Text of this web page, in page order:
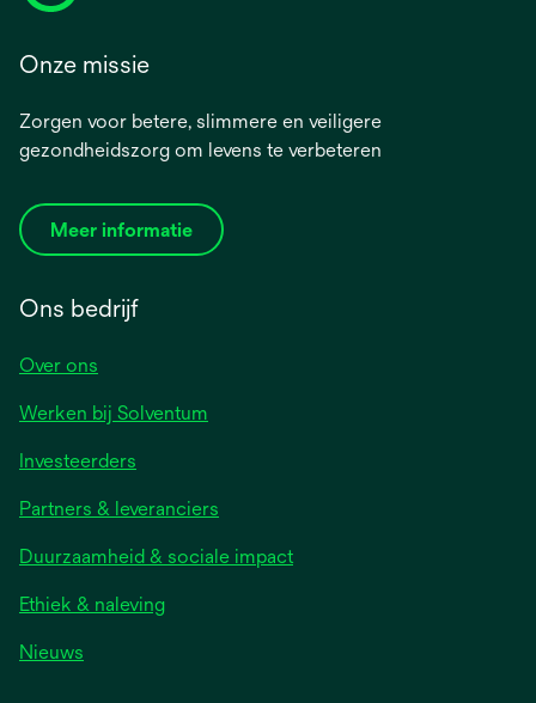
Onze missie
Zorgen voor betere, slimmere en veiligere
gezondheidszorg om levens te verbeteren
Meer informatie
Ons bedrijf
Over ons
Werken bij Solventum
Investeerders
Partners & leveranciers
Duurzaamheid & sociale impact
Ethiek & naleving
Nieuws